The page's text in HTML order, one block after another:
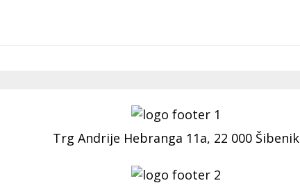
Trg Andrije Hebranga 11a, 22 000 Šibenik